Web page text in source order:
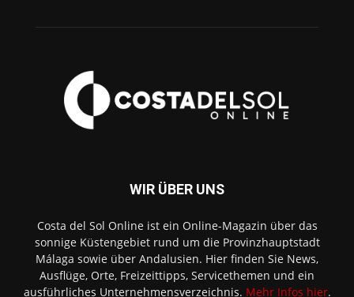
WIR ÜBER UNS
Costa del Sol Online ist ein Online-Magazin über das
sonnige Küstengebiet rund um die Provinzhauptstadt
Málaga sowie über Andalusien. Hier finden Sie News,
Ausflüge, Orte, Freizeittipps, Servicethemen und ein
ausführliches Unternehmensverzeichnis. Mehr Infos hier.